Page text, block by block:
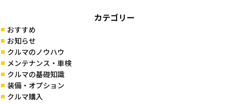
カテゴリー
おすすめ
お知らせ
クルマのノウハウ
メンテナンス・車検
クルマの基礎知識
装備・オプション
クルマ購入